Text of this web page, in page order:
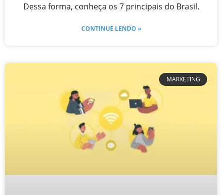
Dessa forma, conheça os 7 principais do Brasil.
CONTINUE LENDO »
MARKETING